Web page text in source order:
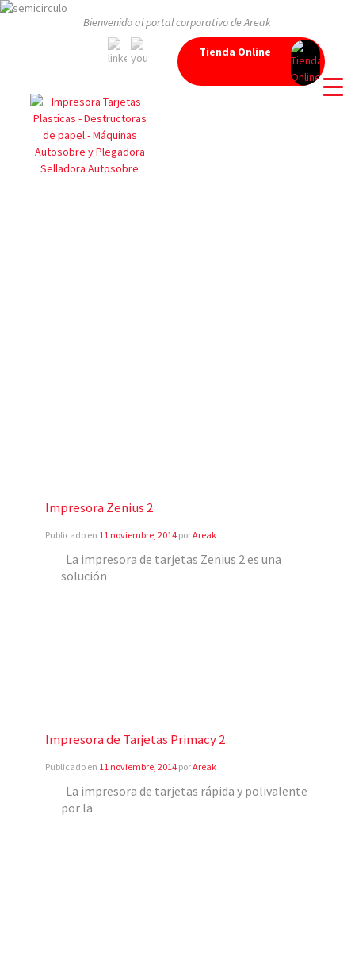
Bienvenido al portal corporativo de Areak
Tienda Online
Impresora Zenius 2
Publicado en 11 noviembre, 2014porAreak
La impresora de tarjetas Zenius 2 es una
solución
Impresora de Tarjetas Primacy 2
Publicado en 11 noviembre, 2014porAreak
La impresora de tarjetas rápida y polivalente
por la